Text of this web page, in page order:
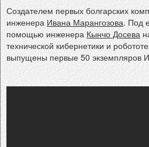
Создателем первых болгарских
инженераИвана Марангозова. Под
помощью инженераКынчо Досева
технической кибернетики и
выпущены первые 50 экземпляров